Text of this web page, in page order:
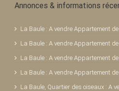
Annonces & informations
La Baule : A vendre Appartement
La Baule : A vendre Appartement
La Baule : A vendre Appartement
La Baule : A vendre Appartement
La Baule, Quartier des oiseaux : A